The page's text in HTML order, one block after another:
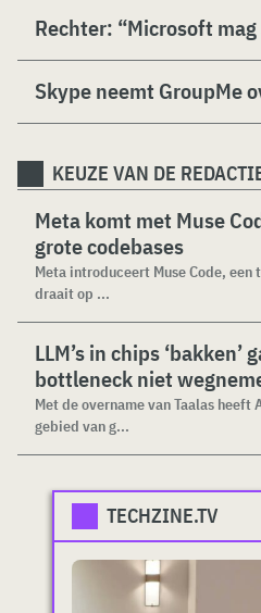
Rechter: “Microsoft
Skype neemt GroupMe
KEUZE VAN DE
Meta komt met Muse
grote codebases
Meta introduceert Muse Code,
draait op ...
LLM’s in chips
bottleneck niet
Met de overname van Taalas heeft
gebied van g...
TECHZINE.TV